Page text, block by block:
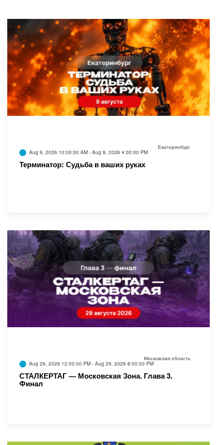
Aug 9, 2026 10:00:00 AM - Aug 9, 2026 4:00:00 PM
Екатеринбург
Терминатор: Судьба в ваших руках
Aug 29, 2026 12:00:00 PM - Aug 29, 2026 8:00:00 PM
Московская область
СТАЛКЕРТАГ — Московская Зона. Глава 3.
Финал